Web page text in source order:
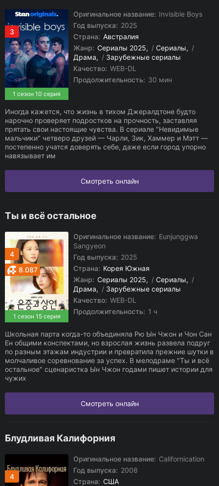
3
1 сезон 10 серия
Оригинальное название: Invisible Boys
Год выпуска: 2025
Страна: Австралия
Жанр: Сериалы 2025 / Сериалы
/
Драма
/ Зарубежные сериалы
Качество: WEB-DL
Продолжительность: 30 мин
Иногда кажется, что жизнь в тихом Джералдтоне будто
нарочно проверяет подростков на прочность, заставляя
прятать свои настоящие чувства. В сериале "Невидимые
мальчики" четверо друзей — Чарли, Зик, Хаммер и Мэтт —
постепенно учатся доверять себе, даже если город упорно
навязывает им
Смотреть онлайн
Ты и всё остальное
4
1 сезон 15 серия
8.087
Оригинальное название: Eunjunggwa
Sangyeon
Год выпуска: 2025
Страна: Корея Южная
Жанр: Сериалы 2025 / Сериалы
/
Драма
/ Зарубежные сериалы
Качество: WEB-DL
Продолжительность: 1 ч
Школьная парта когда-то объединяла Рю Ын Чжон и Чон Сан
Ен общими конспектами, но взрослая жизнь развела подруг
по разным этажам индустрии и превратила прежние шутки в
молчаливое соревнование за успех. В мелодраме "Ты и всё
остальное" сценаристка Ын Чжон годами пишет истории для
чужих
Смотреть онлайн
Блудливая Калифорния
4
Оригинальное название: Californication
Год выпуска: 2008
Страна: США